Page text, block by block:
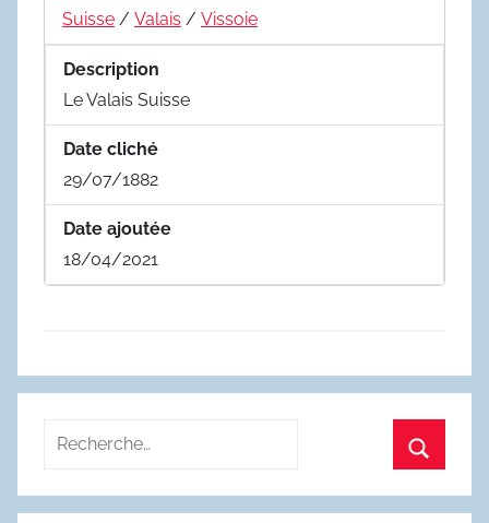
Suisse / Valais / Vissoie
Description
Le Valais Suisse
Date cliché
29/07/1882
Date ajoutée
18/04/2021
Recherche
: